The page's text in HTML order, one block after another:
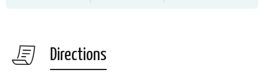
Directions